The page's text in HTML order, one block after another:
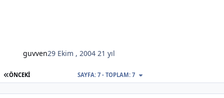
guvven29 Ekim , 2004 21 yıl
İLK SAYFA
ÖNCEKI SAYFA: 7 - TOPLAM: 7